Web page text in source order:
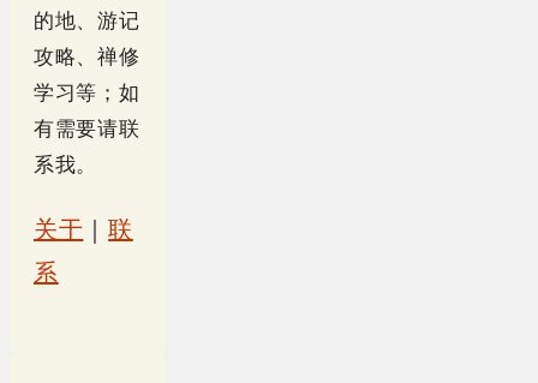
的地、游记
攻略、禅修
学习等；如
有需要请联
系我。
关于 ｜联
系